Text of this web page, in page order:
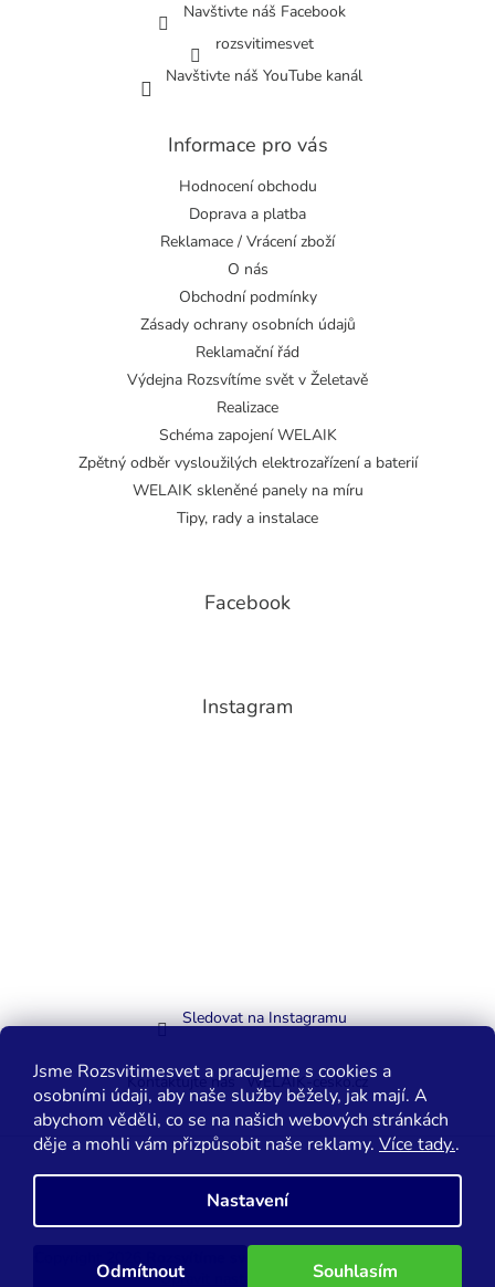
Jsme Rozsvitimesvet a pracujeme s cookies a
osobními údaji, aby naše služby běžely, jak mají. A
abychom věděli, co se na našich webových stránkách
děje a mohli vám přizpůsobit naše reklamy. Více tady..
Nastavení
Odmítnout Souhlasím
Navštivte náš Facebook
rozsvitimesvet
Navštivte náš YouTube kanál
Informace pro vás
Hodnocení obchodu
Doprava a platba
Reklamace / Vrácení zboží
O nás
Obchodní podmínky
Zásady ochrany osobních údajů
Reklamační řád
Výdejna Rozsvítíme svět v Želetavě
Realizace
Schéma zapojení WELAIK
Zpětný odběr vysloužilých elektrozařízení a baterií
WELAIK skleněné panely na míru
Tipy, rady a instalace
Facebook
Instagram
Sledovat na Instagramu
Kontaktujte nás WELAIK-cesko.cz
Vytvořil Shoptet
Copyright 2026
. Všechna práva vyhrazena.
Upravit nastavení cookies